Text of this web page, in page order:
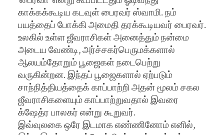
காக்கக்கூடிய கடவுள் பைரவர் ஸ்வாமி. நம்
பயத்தைப் போக்கி அமைதி தரக்கூடியவர் பைரவர்.
உலகில் உள்ள ஜீவராசிகள் அனைத்தும் நன்மை
அடைய வேண்டி, அர்ச்சகர்பெருமக்களால்
ஆலயம்தோறும் பூஜைகள் நடைபெற்று
வருகின்றன. இந்தப் பூஜைகளால் ஏற்படும்
சாந்நித்தியத்தைக் காப்பாற்றி அதன் மூலம் சகல
ஜீவராசிகளையும் காப்பாற்றுவதால் இவரை
க்ஷேத்ர பாலகர் என்று கூறுவர்.
இவ்வுலகை ஒரே இடமாக எண்ணினோம் எனில்,